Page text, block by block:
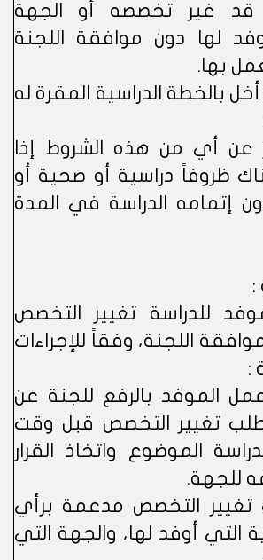
قد غير تخصصه أو الجهة
لها دون موافقة اللجنة
بها.
بالخطة الدراسية المقرة له
عن أي من هذه الشروط إذا
ظروفاً دراسية أو صحية أو
إتمامه الدراسة في المدة
:
للدراسة تغيير التخصص
اللجنة، وفقاً للإجراءات
:
الموفد بالرفع للجنة عن
تغيير التخصص قبل وقت
الموضوع واتخاذ القرار
للجهة.
تغيير التخصص مدعمة برأي
التي أوفد لها، والجهة التي